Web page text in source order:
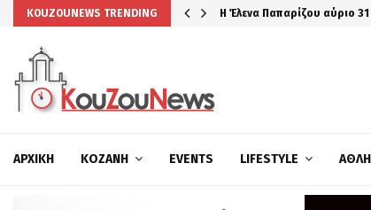
KOUZOUNEWS TRENDING Η Έλενα Παπαρίζου αύριο
ΑΡΧΙΚΉ ΚΟΖΆΝΗ EVENTS LIFESTYLE